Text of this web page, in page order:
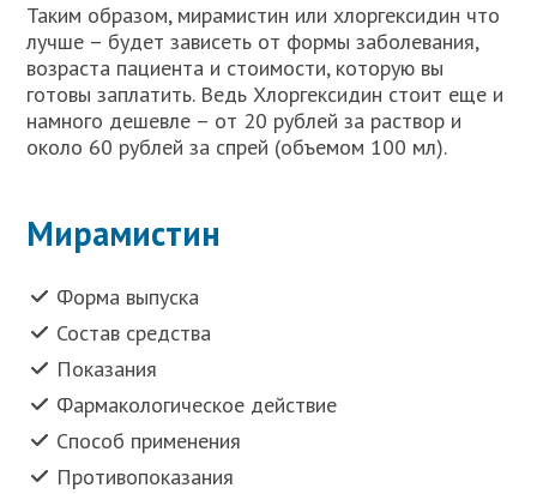
Таким образом, мирамистин или хлоргексидин что
лучше – будет зависеть от формы заболевания,
возраста пациента и стоимости, которую вы
готовы заплатить. Ведь Хлоргексидин стоит еще и
намного дешевле – от 20 рублей за раствор и
около 60 рублей за спрей (объемом 100 мл).
Мирамистин
Форма выпуска
Состав средства
Показания
Фармакологическое действие
Способ применения
Противопоказания